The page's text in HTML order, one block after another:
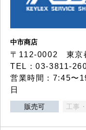
中市商店
〒112-0002 東京
TEL：03-3811-
営業時間：7:45〜
日
販売可 工事